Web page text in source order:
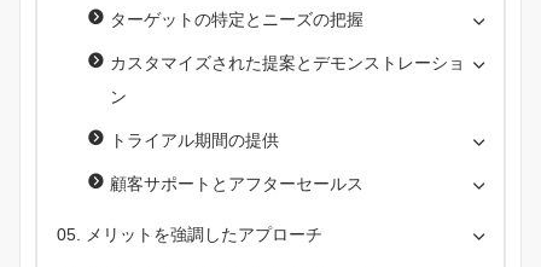
ターゲットの特定とニーズの把握
カスタマイズされた提案とデモンストレーショ
ン
トライアル期間の提供
顧客サポートとアフターセールス
メリットを強調したアプローチ